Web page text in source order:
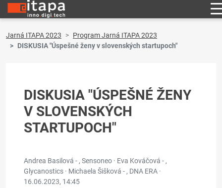
Jarná ITAPA 2023
Program Jarná ITAPA 2023
DISKUSIA "Úspešné ženy v slovenských startupoch"
DISKUSIA "ÚSPEŠNÉ ŽENY
V SLOVENSKÝCH
STARTUPOCH"
Andrea Basilová - , Sensoneo · Eva Kováčová - ,
Glycanostics · Michaela Šišková - , DNA ERA ·
16.06.2023, 14:45